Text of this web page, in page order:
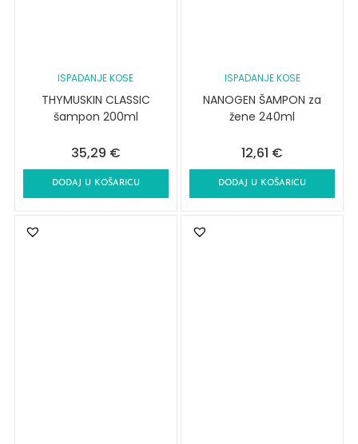
ISPADANJE KOSE
THYMUSKIN CLASSIC
šampon 200ml
35,29 €
DODAJ U KOŠARICU
ISPADANJE KOSE
NANOGEN ŠAMPON za
žene 240ml
12,61 €
DODAJ U KOŠARICU